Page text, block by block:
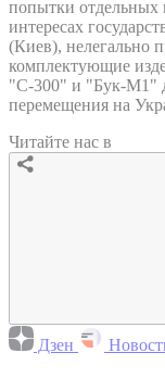
попытки отдельных
интересах
(Киев), нелегально
комплектующие
"С-300" и "Бук-М1"
перемещения на
Читайте нас в
Дзен